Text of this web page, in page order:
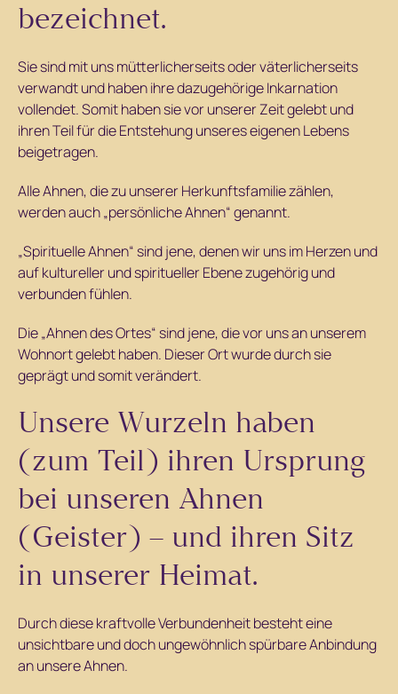
bezeichnet.
Sie sind mit uns mütterlicherseits oder väterlicherseits
verwandt und haben ihre dazugehörige Inkarnation
vollendet. Somit haben sie vor unserer Zeit gelebt und
ihren Teil für die Entstehung unseres eigenen Lebens
beigetragen.
Alle Ahnen, die zu unserer Herkunftsfamilie zählen,
werden auch „persönliche Ahnen“ genannt.
„Spirituelle Ahnen“ sind jene, denen wir uns im Herzen und
auf kultureller und spiritueller Ebene zugehörig und
verbunden fühlen.
Die „Ahnen des Ortes“ sind jene, die vor uns an unserem
Wohnort gelebt haben. Dieser Ort wurde durch sie
geprägt und somit verändert.
Unsere Wurzeln haben
(zum Teil) ihren Ursprung
bei unseren Ahnen
(Geister) – und ihren Sitz
in unserer Heimat.
Durch diese kraftvolle Verbundenheit besteht eine
unsichtbare und doch ungewöhnlich spürbare Anbindung
an unsere Ahnen.